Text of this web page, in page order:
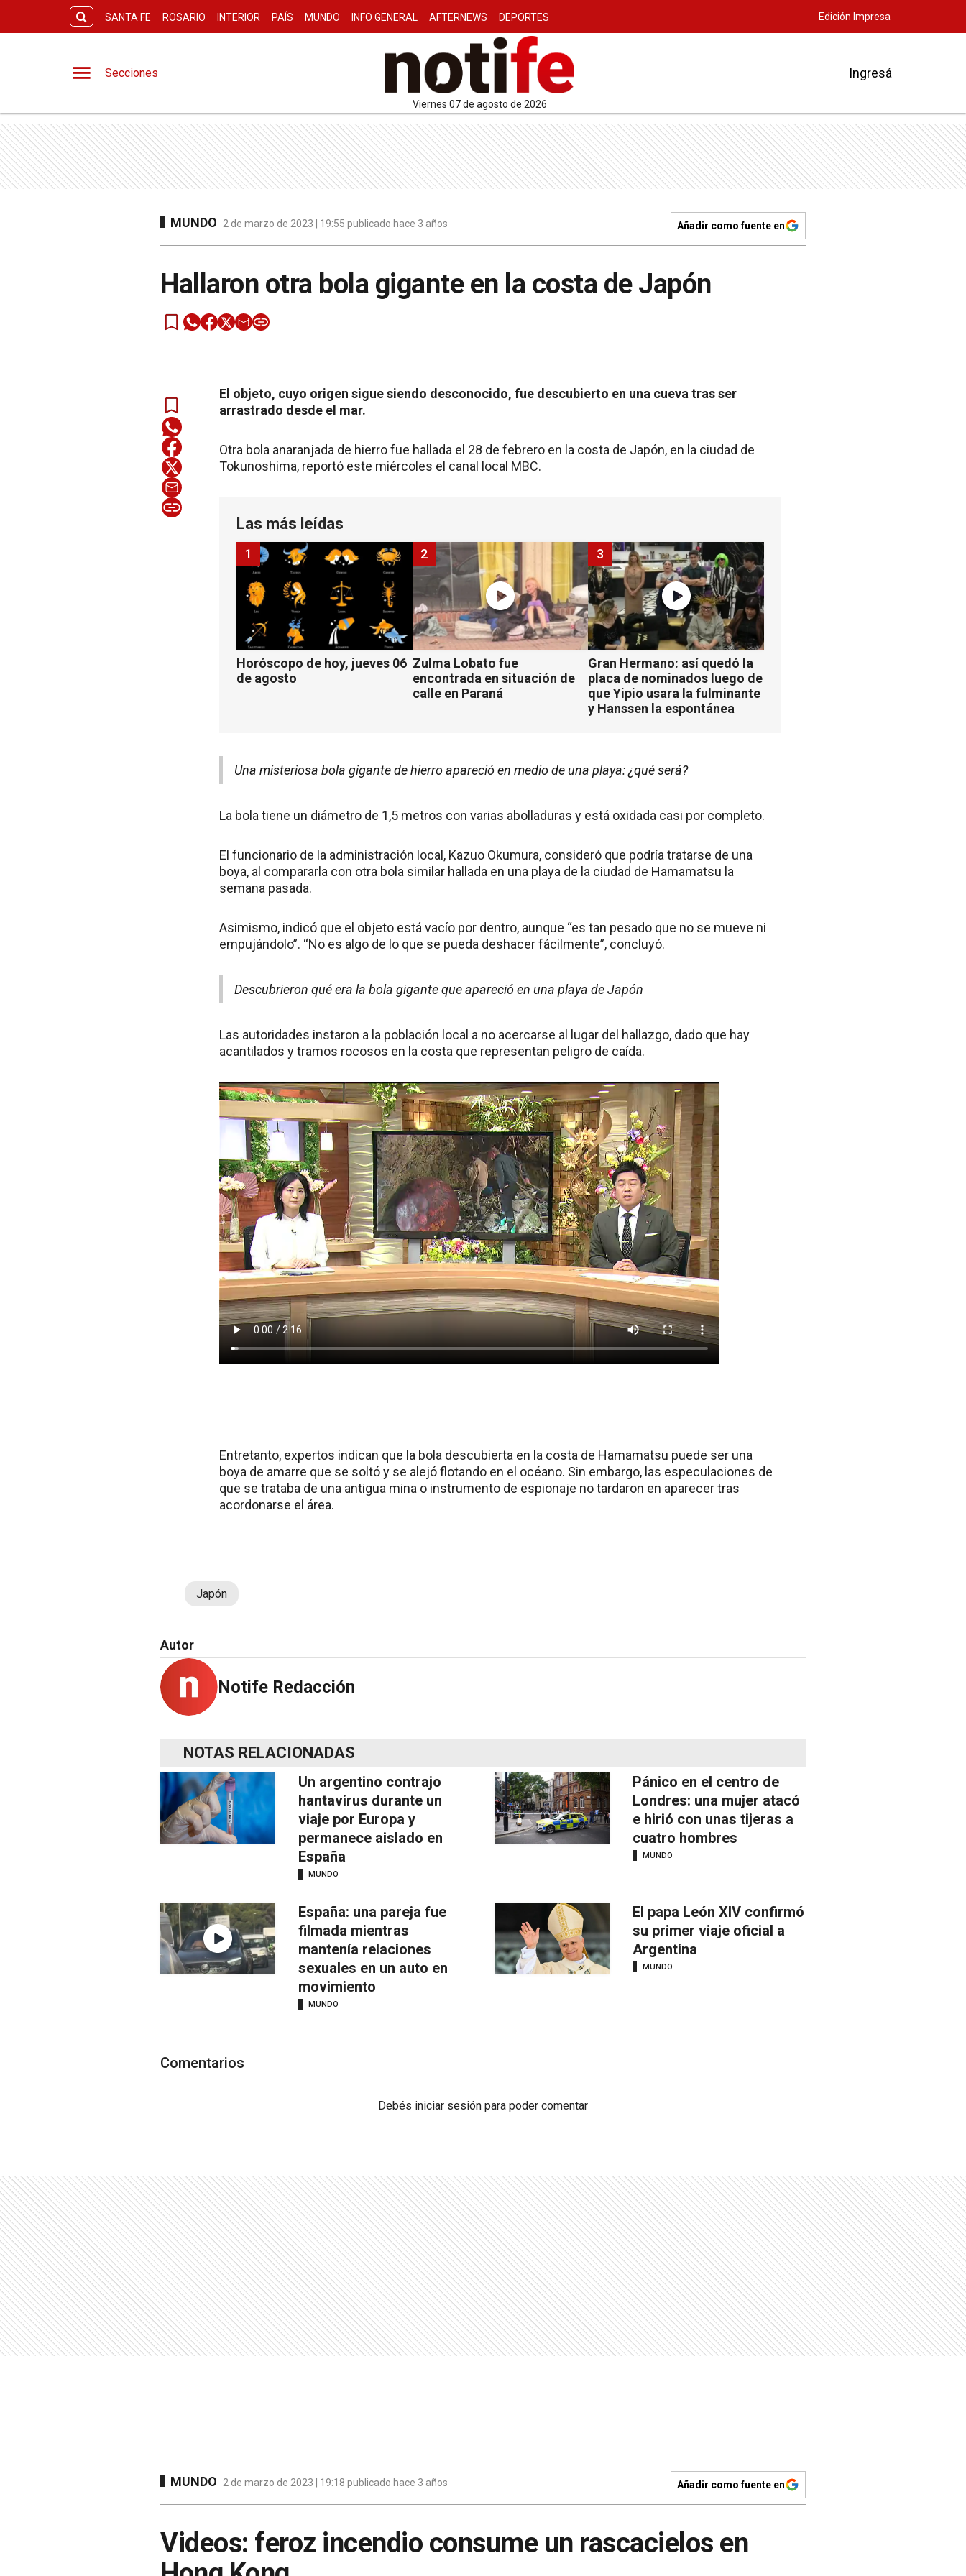
SANTA FE ROSARIO INTERIOR PAÍS MUNDO INFO GENERAL AFTERNEWS DEPORTES Edición Impresa
Secciones
viernes 07 de agosto de 2026
Ingresá
MUNDO 2 de marzo de 2023 | 19:55 publicado hace 3 años Añadir como fuente en
Hallaron otra bola gigante en la costa de Japón
El objeto, cuyo origen sigue siendo desconocido, fue descubierto en una cueva tras ser
arrastrado desde el mar.
Otra bola anaranjada de hierro fue hallada el 28 de febrero en la costa de Japón, en la ciudad de
Tokunoshima, reportó este miércoles el canal local MBC.
Las más leídas
Horóscopo de hoy, jueves 06
de agosto
1
Zulma Lobato fue
encontrada en situación de
calle en Paraná
2
Gran Hermano: así quedó la
placa de nominados luego de
que Yipio usara la fulminante
y Hanssen la espontánea
3
Una misteriosa bola gigante de hierro apareció en medio de una playa: ¿qué será?
La bola tiene un diámetro de 1,5 metros con varias abolladuras y está oxidada casi por completo.
El funcionario de la administración local, Kazuo Okumura, consideró que podría tratarse de una
boya, al compararla con otra bola similar hallada en una playa de la ciudad de Hamamatsu la
semana pasada.
Asimismo, indicó que el objeto está vacío por dentro, aunque “es tan pesado que no se mueve ni
empujándolo”. “No es algo de lo que se pueda deshacer fácilmente”, concluyó.
Descubrieron qué era la bola gigante que apareció en una playa de Japón
Las autoridades instaron a la población local a no acercarse al lugar del hallazgo, dado que hay
acantilados y tramos rocosos en la costa que representan peligro de caída.
Entretanto, expertos indican que la bola descubierta en la costa de Hamamatsu puede ser una
boya de amarre que se soltó y se alejó flotando en el océano. Sin embargo, las especulaciones de
que se trataba de una antigua mina o instrumento de espionaje no tardaron en aparecer tras
acordonarse el área.
Japón
Autor
Notife Redacción
NOTAS RELACIONADAS
Un argentino contrajo
hantavirus durante un
viaje por Europa y
permanece aislado en
España
MUNDO
Pánico en el centro de
Londres: una mujer atacó
e hirió con unas tijeras a
cuatro hombres
MUNDO
España: una pareja fue
filmada mientras
mantenía relaciones
sexuales en un auto en
movimiento
MUNDO
El papa León XIV confirmó
su primer viaje oficial a
Argentina
MUNDO
Comentarios
Debés iniciar sesión para poder comentar
MUNDO 2 de marzo de 2023 | 19:18 publicado hace 3 años Añadir como fuente en
Videos: feroz incendio consume un rascacielos en